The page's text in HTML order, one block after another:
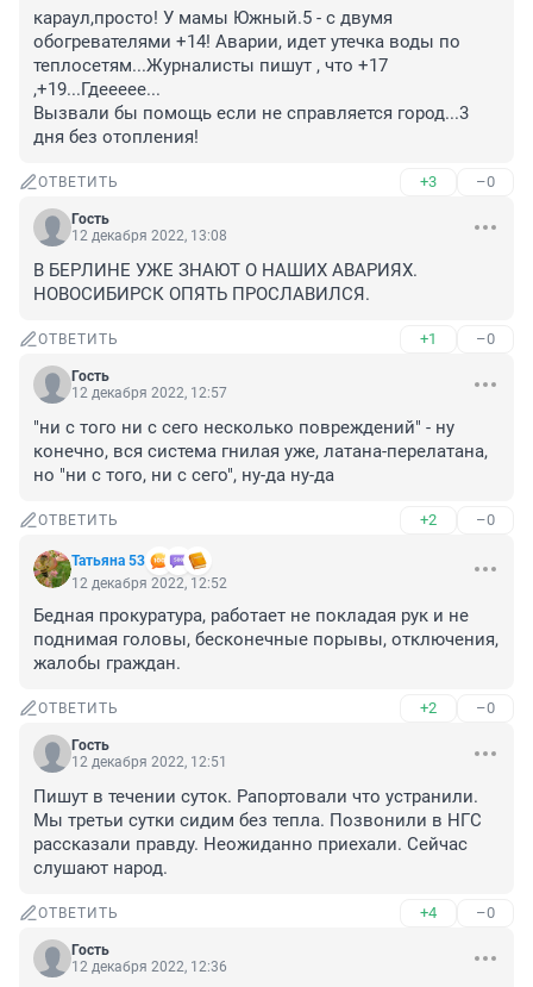
караул,просто! У мамы Южный.5 - с двумя
обогревателями +14! Аварии, идет утечка воды по
теплосетям...Журналисты пишут , что +17
,+19...Гдеееее...
Вызвали бы помощь если не справляется город...3
дня без отопления!
ОТВЕТИТЬ +3 –0
Гость
12 декабря 2022, 13:08
В БЕРЛИНЕ УЖЕ ЗНАЮТ О НАШИХ АВАРИЯХ.
НОВОСИБИРСК ОПЯТЬ ПРОСЛАВИЛСЯ.
ОТВЕТИТЬ +1 –0
Гость
12 декабря 2022, 12:57
"ни с того ни с сего несколько повреждений" - ну
конечно, вся система гнилая уже, латана-перелатана,
но "ни с того, ни с сего", ну-да ну-да
ОТВЕТИТЬ +2 –0
Татьяна 53
12 декабря 2022, 12:52
Бедная прокуратура, работает не покладая рук и не
поднимая головы, бесконечные порывы, отключения,
жалобы граждан.
ОТВЕТИТЬ +2 –0
Гость
12 декабря 2022, 12:51
Пишут в течении суток. Рапортовали что устранили.
Мы третьи сутки сидим без тепла. Позвонили в НГС
рассказали правду. Неожиданно приехали. Сейчас
слушают народ.
ОТВЕТИТЬ +4 –0
Гость
12 декабря 2022, 12:36